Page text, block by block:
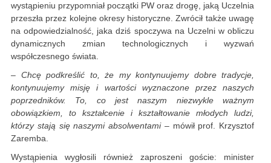
wystąpieniu przypomniał początki PW oraz drogę, jaką Uczelnia
przeszła przez kolejne okresy historyczne. Zwrócił także uwagę
na odpowiedzialność, jaka dziś spoczywa na Uczelni w obliczu
dynamicznych zmian technologicznych i wyzwań
współczesnego świata.
– Chcę podkreślić to, że my kontynuujemy dobre tradycje,
kontynuujemy misję i wartości wyznaczone przez naszych
poprzedników. To, co jest naszym niezwykle ważnym
obowiązkiem, to kształcenie i kształtowanie młodych ludzi,
którzy stają się naszymi absolwentami– mówił prof. Krzysztof
Zaremba.
Wystąpienia wygłosili również zaproszeni goście: minister